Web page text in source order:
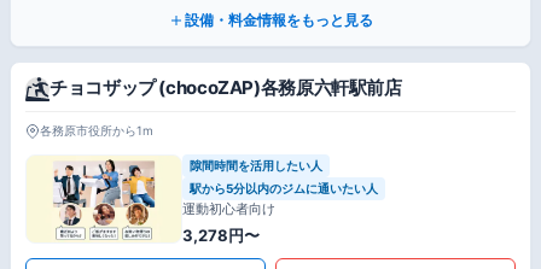
設備・料金情報をもっと見る
チョコザップ (chocoZAP)各務原六軒駅前店
各務原市役所から1m
隙間時間を活用したい人
駅から5分以内のジムに通いたい人
運動初心者向け
3,278円〜